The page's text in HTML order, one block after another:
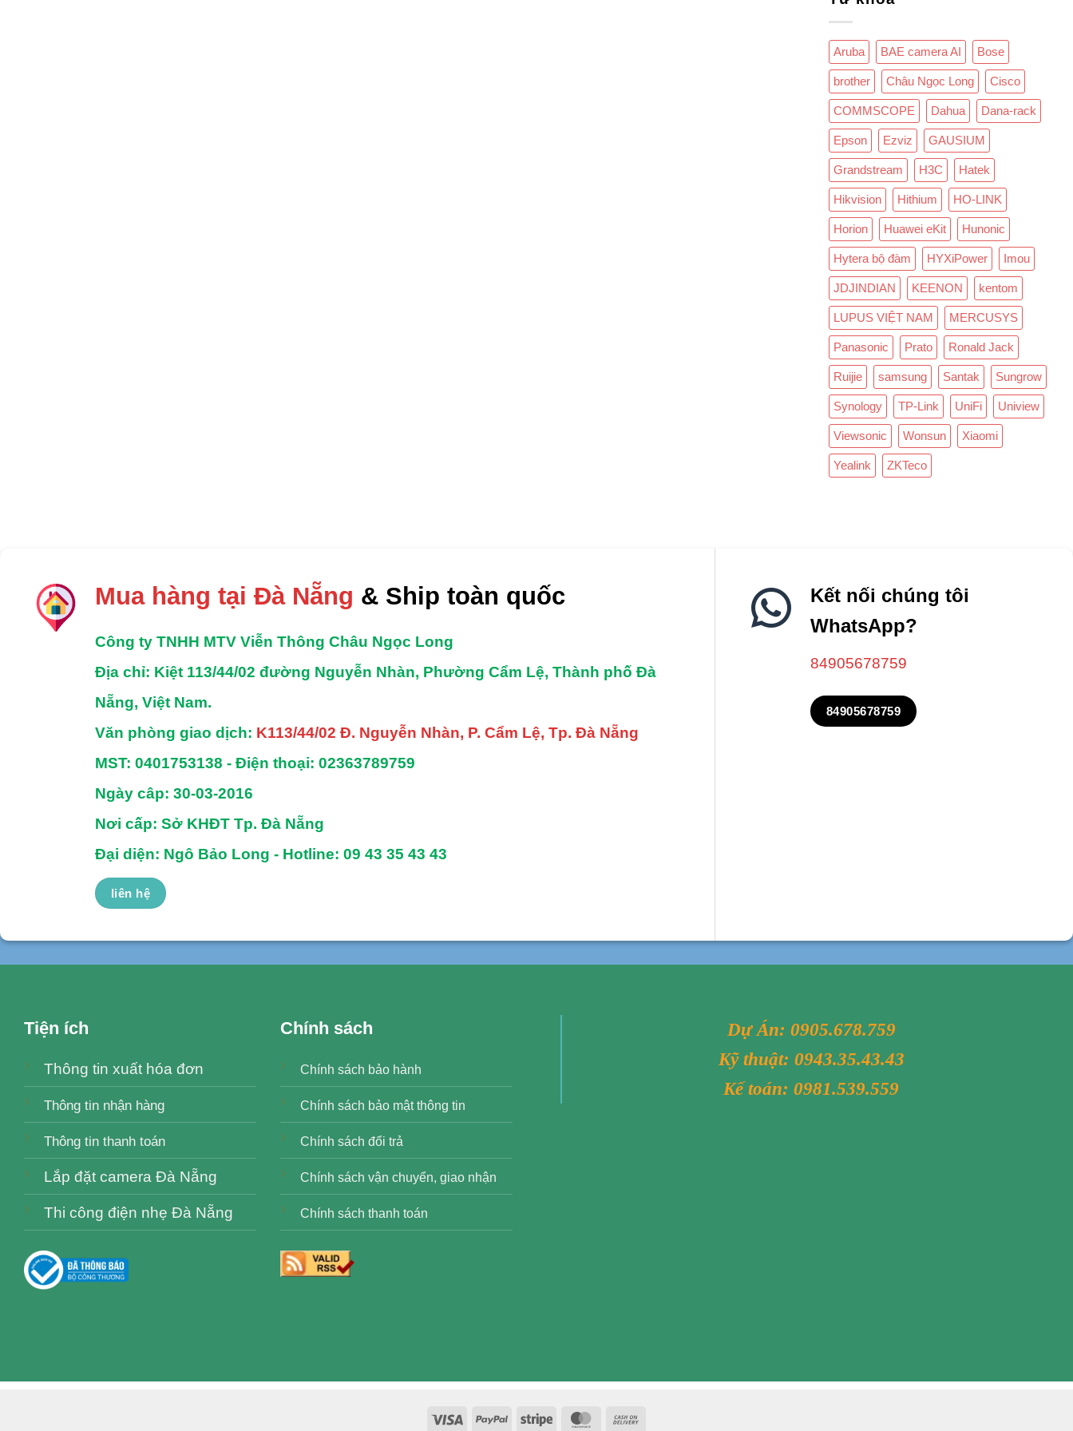
Aruba BAE camera AI Bose
brother Châu Ngọc Long Cisco
COMMSCOPE Dahua Dana-rack
Epson Ezviz GAUSIUM
Grandstream H3C Hatek
Hikvision Hithium HO-LINK
Horion Huawei eKit Hunonic
Hytera bộ đàm HYXiPower Imou
JDJINDIAN KEENON kentom
LUPUS VIỆT NAM MERCUSYS
Panasonic Prato Ronald Jack
Ruijie samsung Santak Sungrow
Synology TP-Link UniFi Uniview
Viewsonic Wonsun Xiaomi
Yealink ZKTeco
Mua hàng tại Đà Nẵng & Ship toàn quốc
Công ty TNHH MTV Viễn Thông Châu Ngọc Long
Địa chỉ: Kiệt 113/44/02 đường Nguyễn Nhàn, Phường Cẩm Lệ, Thành phố Đà
Nẵng, Việt Nam.
Văn phòng giao dịch: K113/44/02 Đ. Nguyễn Nhàn, P. Cẩm Lệ, Tp. Đà Nẵng
MST: 0401753138 -Điện thoại: 02363789759
Ngày câp: 30-03-2016
Nơi cấp: Sở KHĐT Tp. Đà Nẵng
Đại diện: Ngô Bảo Long - Hotline: 09 43 35 43 43
liên hệ
Kết nối chúng tôi
WhatsApp?
84905678759
84905678759
Tiện ích
Thông tin xuất hóa đơn
Thông tin nhận hàng
Thông tin thanh toán
Lắp đặt camera Đà Nẵng
Thi công điện nhẹ Đà Nẵng
Chính sách
Chính sách bảo hành
Chính sách bảo mật thông tin
Chính sách đổi trả
Chính sách vận chuyển, giao nhận
Chính sách thanh toán
Dự Án: 0905.678.759
Kỹ thuật: 0943.35.43.43
Kế toán:0981.539.559
Visa PayPalStripe MasterCard